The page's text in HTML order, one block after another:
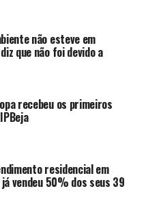
não esteve em
que não foi devido a
recebeu os primeiros
residencial em
vendeu 50% dos seus 39